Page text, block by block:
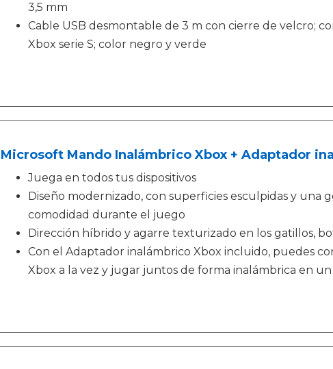
3,5 mm
Cable USB desmontable de 3 m con cierre de velcro;
Xbox serie S; color negro y verde
Microsoft Mando Inalámbrico Xbox + Adaptador
Juega en todos tus dispositivos
Diseño modernizado, con superficies esculpidas y una
comodidad durante el juego
Dirección híbrido y agarre texturizado en los gatillos,
Con el Adaptador inalámbrico Xbox incluido, puedes
Xbox a la vez y jugar juntos de forma inalámbrica en un